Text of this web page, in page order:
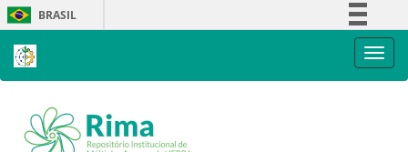
Skip
navigation
BRASIL